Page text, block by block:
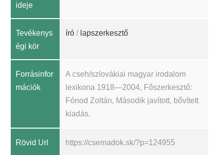
ideje
Tevékenys
égi kör
író / lapszerkesztő
Forrásinfor
mációk
A cseh/szlovákiai magyar irodalom
lexikona 1918—2004, Főszerkesztő:
Fónod Zoltán, Második javított, bővített
kiadás.
Rövid Url https://csemadok.sk/?p=124955